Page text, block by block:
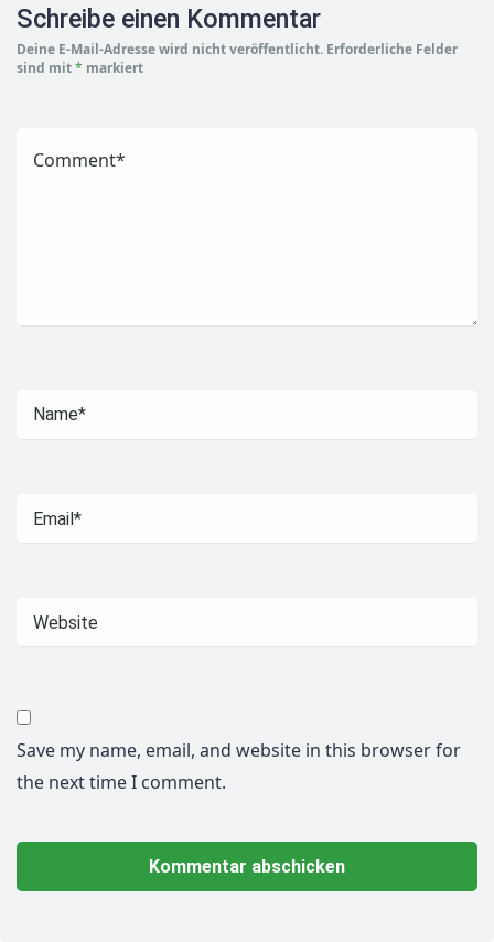
Schreibe einen Kommentar
Deine E-Mail-Adresse wird nicht veröffentlicht. Erforderliche Felder
sind mit* markiert
Save my name, email, and website in this browser for
the next time I comment.